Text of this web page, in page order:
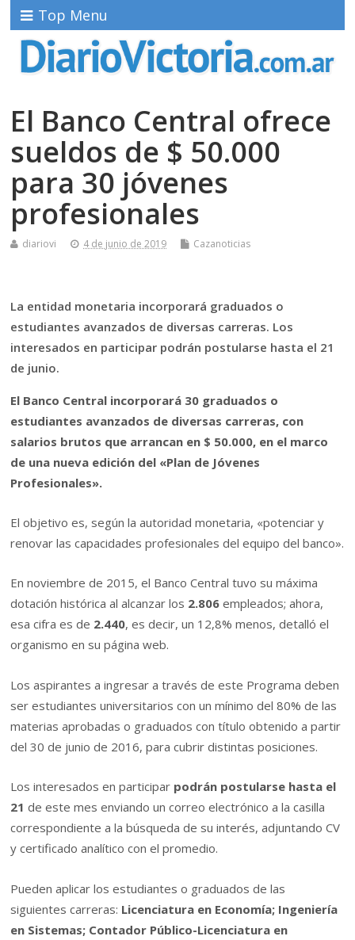
Top Menu
El Banco Central ofrece
sueldos de $ 50.000
para 30 jóvenes
profesionales
diariovi 4 de junio de 2019 Cazanoticias
La entidad monetaria incorporará graduados o
estudiantes avanzados de diversas carreras. Los
interesados en participar podrán postularse hasta el 21
de junio.
El Banco Central incorporará 30 graduados o
estudiantes avanzados de diversas carreras, con
salarios brutos que arrancan en $ 50.000, en el marco
de una nueva edición del «Plan de Jóvenes
Profesionales».
El objetivo es, según la autoridad monetaria, «potenciar y
renovar las capacidades profesionales del equipo del banco».
En noviembre de 2015, el Banco Central tuvo su máxima
dotación histórica al alcanzar los 2.806 empleados; ahora,
esa cifra es de 2.440, es decir, un 12,8% menos, detalló el
organismo en su página web.
Los aspirantes a ingresar a través de este Programa deben
ser estudiantes universitarios con un mínimo del 80% de las
materias aprobadas o graduados con título obtenido a partir
del 30 de junio de 2016, para cubrir distintas posiciones.
Los interesados en participar podrán postularse hasta el
21 de este mes enviando un correo electrónico a la casilla
correspondiente a la búsqueda de su interés, adjuntando CV
y certificado analítico con el promedio.
Pueden aplicar los estudiantes o graduados de las
siguientes carreras: Licenciatura en Economía; Ingeniería
en Sistemas; Contador Público-Licenciatura en